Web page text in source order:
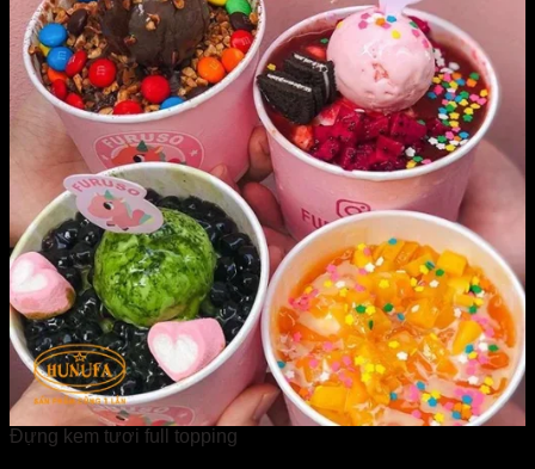
Đựng kem tươi full topping